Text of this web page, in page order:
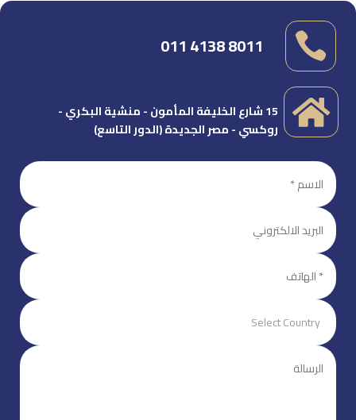

011 4138 8011

15 شارع الخليفة المأمون - منشية البكري -
روكسي - مصر الجديدة (الدور التاسع)